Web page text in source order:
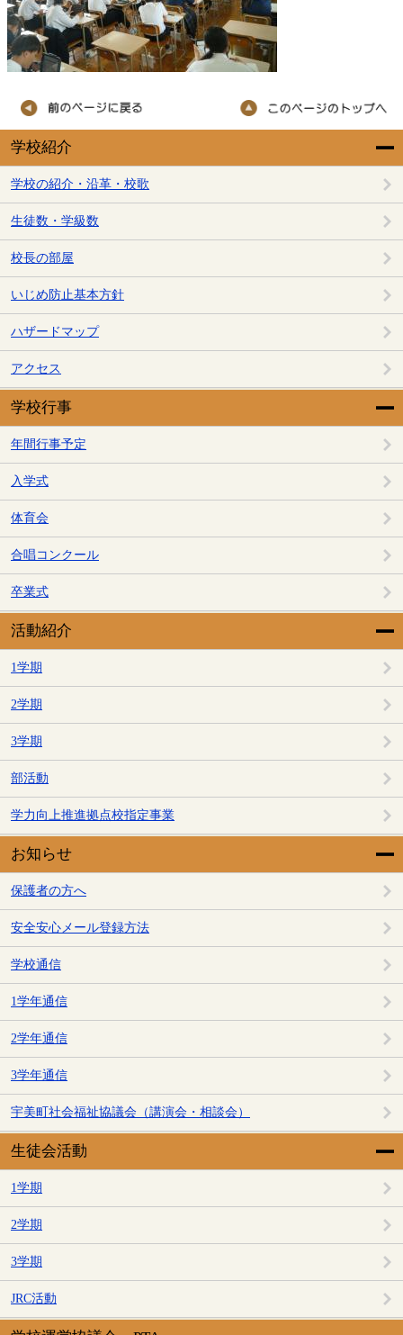
学校紹介
学校の紹介・沿革・校歌
生徒数・学級数
校長の部屋
いじめ防止基本方針
ハザードマップ
アクセス
学校行事
年間行事予定
入学式
体育会
合唱コンクール
卒業式
活動紹介
1学期
2学期
3学期
部活動
学力向上推進拠点校指定事業
お知らせ
保護者の方へ
安全安心メール登録方法
学校通信
1学年通信
2学年通信
3学年通信
宇美町社会福祉協議会（講演会・相談会）
生徒会活動
1学期
2学期
3学期
JRC活動